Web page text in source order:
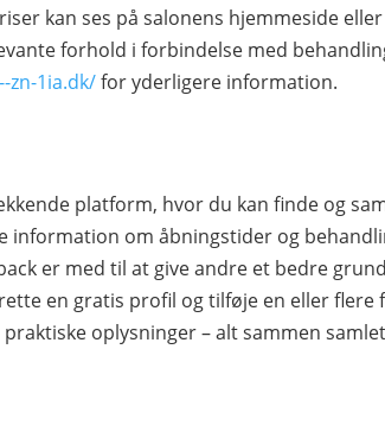
kan ses på salonens hjemmeside
forhold i forbindelse med
zn-1ia.dk/for yderligere information.
platform, hvor du kan finde og
information om åbningstider og
er med til at give andre et bedre
en gratis profil og tilføje en eller
oplysninger – alt sammen